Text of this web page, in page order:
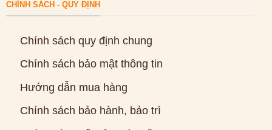
CHÍNH SÁCH - QUY ĐỊNH
Chính sách quy định chung
Chính sách bảo mật thông tin
Hướng dẫn mua hàng
Chính sách bảo hành, bảo trì